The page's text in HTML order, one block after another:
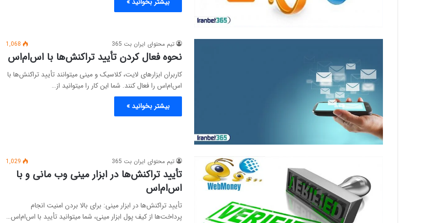
تیم محتوای ایران بت 365 1,068
نحوه فعال کردن تأیید تراکنش‌ها با اس‌ام‌اس
کاربران ابزار‌های لایت، کلاسیک و مینی میتوانند تأیید تراکنش‌ها با
اس‌ام‌اس را فعال کنند. شما این کار را میتوانید از…
بیشتر بخوانید »
تیم محتوای ایران بت 365 1,029
تأیید تراکنش‌ها در ابزار مینی وب مانی و با
اس‌ام‌اس
تأیید تراکنش‌ها در ابزار مینی: برای بالا بردن امنیت انجام
پرداخت‌ها از کیف پول ابزار مینی، شما میتوانید تأیید با اس‌ام‌اس…